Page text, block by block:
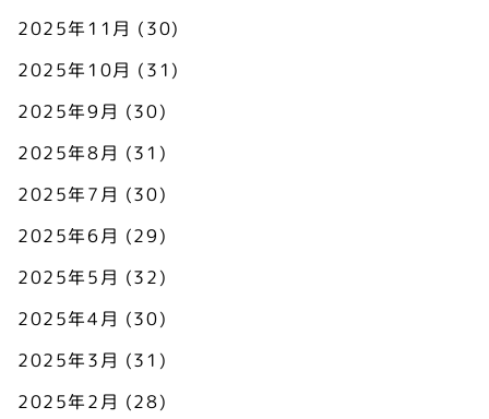
2025年11月 (30)
2025年10月 (31)
2025年9月 (30)
2025年8月 (31)
2025年7月 (30)
2025年6月 (29)
2025年5月 (32)
2025年4月 (30)
2025年3月 (31)
2025年2月 (28)